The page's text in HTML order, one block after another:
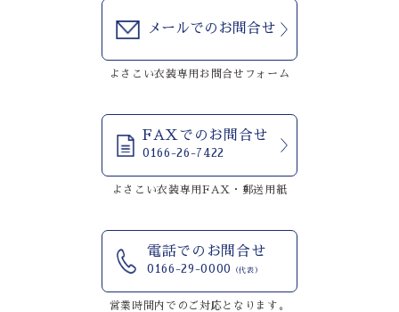
メールでのお問合せ
よさこい衣装専用お問合せフォーム
FAXでのお問合せ
0166-26-7422
よさこい衣装専用FAX・郵送用紙
電話でのお問合せ
0166-29-0000 （代表）
営業時間内でのご対応となります。